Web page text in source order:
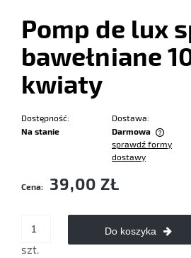
Pomp de lux
bawełniane
kwiaty
Dostępność:
Na stanie
Dostawa:
Darmowa
Cena nie zawiera ewentualnych
sprawdź formy
dostawy
Cena: 39,00 ZŁ
szt.
Do koszyka